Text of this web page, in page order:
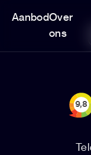
AanbodOver
ons